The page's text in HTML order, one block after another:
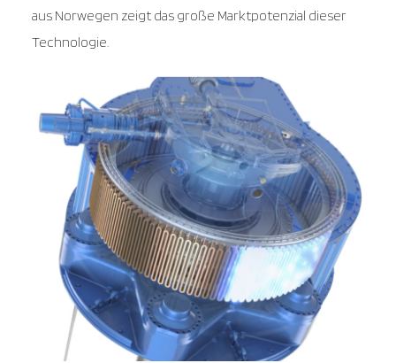
aus Norwegen zeigt das große Marktpotenzial dieser
Technologie.